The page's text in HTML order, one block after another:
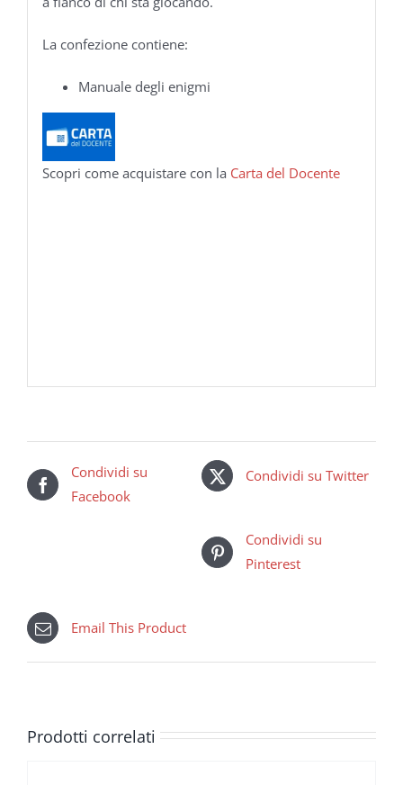
La confezione contiene:
Manuale degli enigmi
Scopri come acquistare con la Carta del Docente
Condividi su
Facebook
Condividi su Twitter
Condividi su
Pinterest
Email This Product
Prodotti correlati